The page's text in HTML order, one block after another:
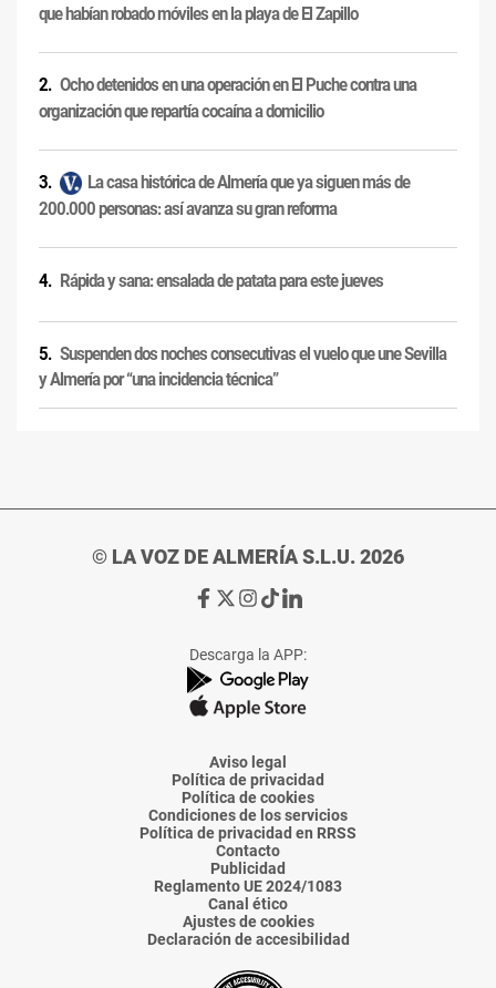
que habían robado móviles en la playa de El Zapillo
Ocho detenidos en una operación en El Puche contra una
organización que repartía cocaína a domicilio
La casa histórica de Almería que ya siguen más de
200.000 personas: así avanza su gran reforma
Rápida y sana: ensalada de patata para este jueves
Suspenden dos noches consecutivas el vuelo que une Sevilla
y Almería por “una incidencia técnica”
© LA VOZ DE ALMERÍA S.L.U. 2026
Ir
de
La
Voz
Almería
Ir
de
La
Voz
Almería
Ir
de
La
Voz
Almería
Ir
de
La
Voz
Almería
Ir
de
La
Voz
Descarga la APP:
Aviso legal
Política de privacidad
Política de cookies
Condiciones de los servicios
Política de privacidad en RRSS
Contacto
Publicidad
Reglamento UE 2024/1083
Canal ético
Ajustes de cookies
Declaración de accesibilidad